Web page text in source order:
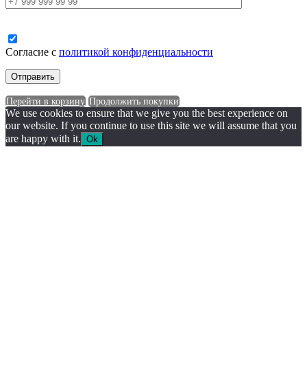
Согласие с политикой конфиденциальности
Перейти в корзину Продолжить покупки
We use cookies to ensure that we give you the best experience on
our website. If you continue to use this site we will assume that you
are happy with it. Ok